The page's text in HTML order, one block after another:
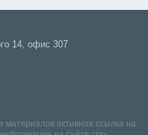
14, офис 307
активная ссылка на